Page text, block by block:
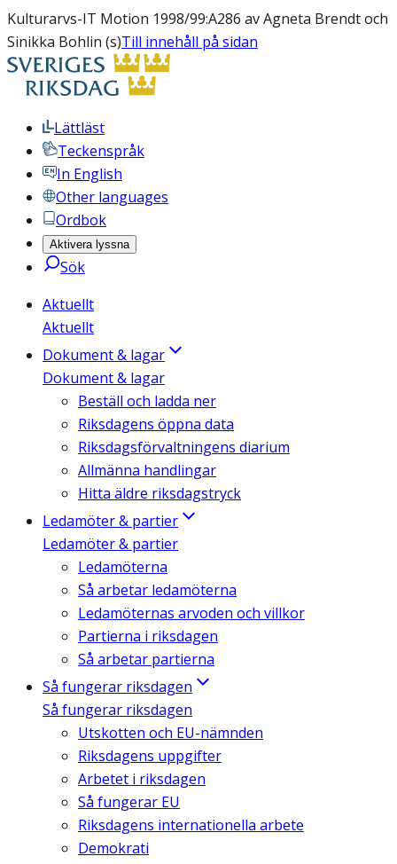
Kulturarvs-IT Motion 1998/99:A286 av Agneta Brendt och
Sinikka Bohlin (s)Till innehåll på sidan
Lättläst
Teckenspråk
In English
Other languages
Ordbok
Aktivera lyssna
Sök
Aktuellt
Aktuellt
Dokument & lagar
Dokument & lagar
Beställ och ladda ner
Riksdagens öppna data
Riksdagsförvaltningens diarium
Allmänna handlingar
Hitta äldre riksdagstryck
Ledamöter & partier
Ledamöter & partier
Ledamöterna
Så arbetar ledamöterna
Ledamöternas arvoden och villkor
Partierna i riksdagen
Så arbetar partierna
Så fungerar riksdagen
Så fungerar riksdagen
Utskotten och EU-nämnden
Riksdagens uppgifter
Arbetet i riksdagen
Så fungerar EU
Riksdagens internationella arbete
Demokrati